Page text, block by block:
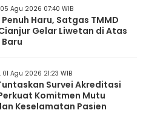
Agu 2026 07:40 WIB
Haru, Satgas TMMD
Gelar Liwetan di Atas
Agu 2026 21:23 WIB
Survei Akreditasi
Komitmen Mutu
Keselamatan Pasien